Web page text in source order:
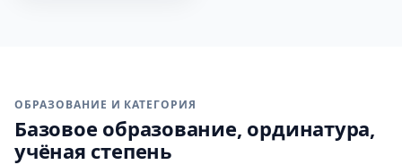
ОБРАЗОВАНИЕ И КАТЕГОРИЯ
Базовое образование, ординатура,
учёная степень